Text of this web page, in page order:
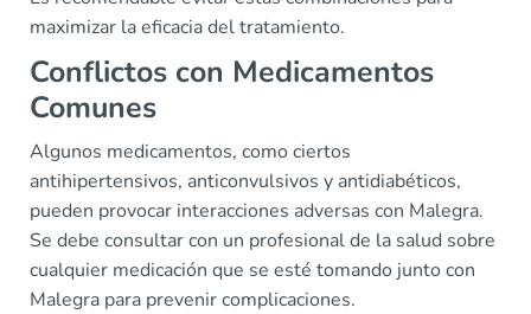
maximizar la eficacia del tratamiento.
Conflictos con Medicamentos
Comunes
Algunos medicamentos, como ciertos
antihipertensivos, anticonvulsivos y antidiabéticos,
pueden provocar interacciones adversas con Malegra.
Se debe consultar con un profesional de la salud sobre
cualquier medicación que se esté tomando junto con
Malegra para prevenir complicaciones.